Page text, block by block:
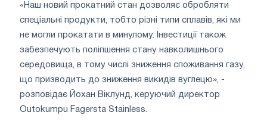
«Наш новий прокатний стан дозволяє обробляти
спеціальні продукти, тобто різні типи сплавів, які ми
не могли прокатати в минулому. Інвестиції також
забезпечують поліпшення стану навколишнього
середовища, в тому числі зниження споживання газу,
що призводить до зниження викидів вуглецю», -
розповідає Йохан Віклунд, керуючий директор
Outokumpu Fagersta Stainless.